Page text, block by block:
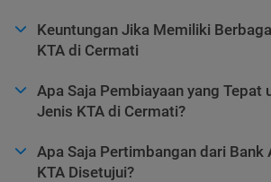
Keuntungan Jika Memiliki
KTA di Cermati
Apa Saja Pembiayaan yang Tepat
Jenis KTA di Cermati?
Apa Saja Pertimbangan dari Bank
KTA Disetujui?